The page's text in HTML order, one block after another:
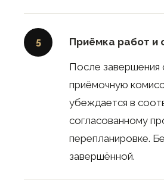
5 Приёмка работ и
После завершения
приёмочную
убеждается в
согласованному
перепланировке.
завершённой.